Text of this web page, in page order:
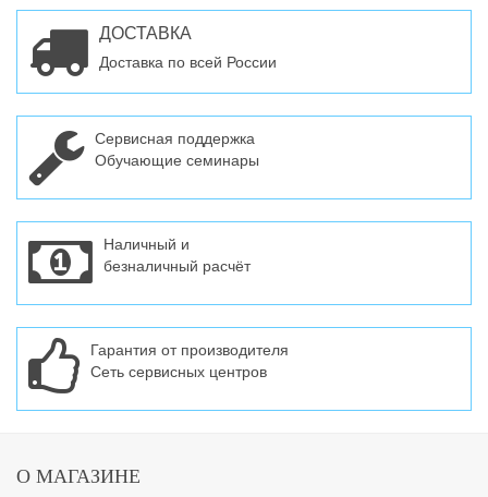
ДОСТАВКА
Доставка по всей России
Сервисная поддержка
Обучающие семинары
Наличный и
безналичный расчёт
Гарантия от производителя
Сеть сервисных центров
О МАГАЗИНЕ